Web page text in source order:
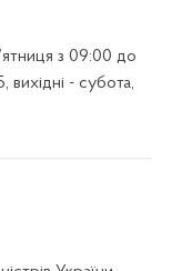
з 09:00 до
- субота,